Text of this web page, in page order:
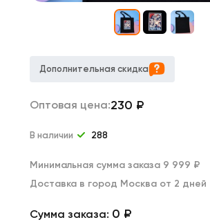
Дополнительная скидка
Оптовая цена:230 ₽
В наличии 288
Минимальная сумма заказа 9 999 ₽
Доставка в город Москва от 2 дней
Сумма заказа: 0 ₽